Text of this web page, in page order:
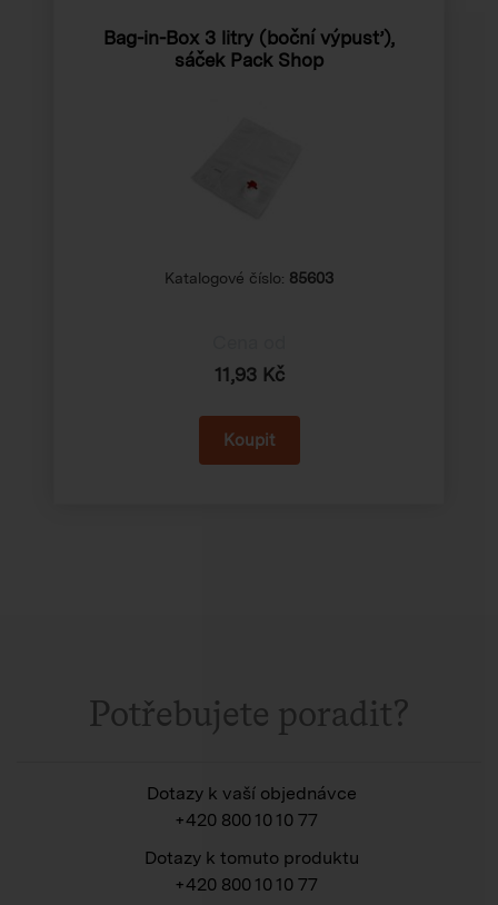
Bag-in-Box 3 litry (boční výpusť),
sáček Pack Shop
Katalogové číslo: 85603
11,93 Kč
Potřebujete poradit?
Dotazy k vaší objednávce
+420 800 10 10 77
Dotazy k tomuto produktu
+420 800 10 10 77